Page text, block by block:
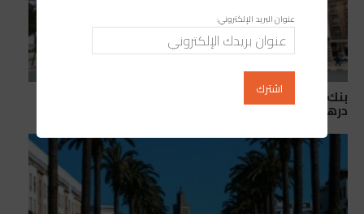
درهم
عنوان البريد الإلكتروني: